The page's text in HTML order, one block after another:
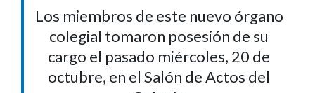
Los miembros de este nuevo órgano
colegial tomaron posesión de su
cargo el pasado miércoles, 20 de
octubre, en el Salón de Actos del